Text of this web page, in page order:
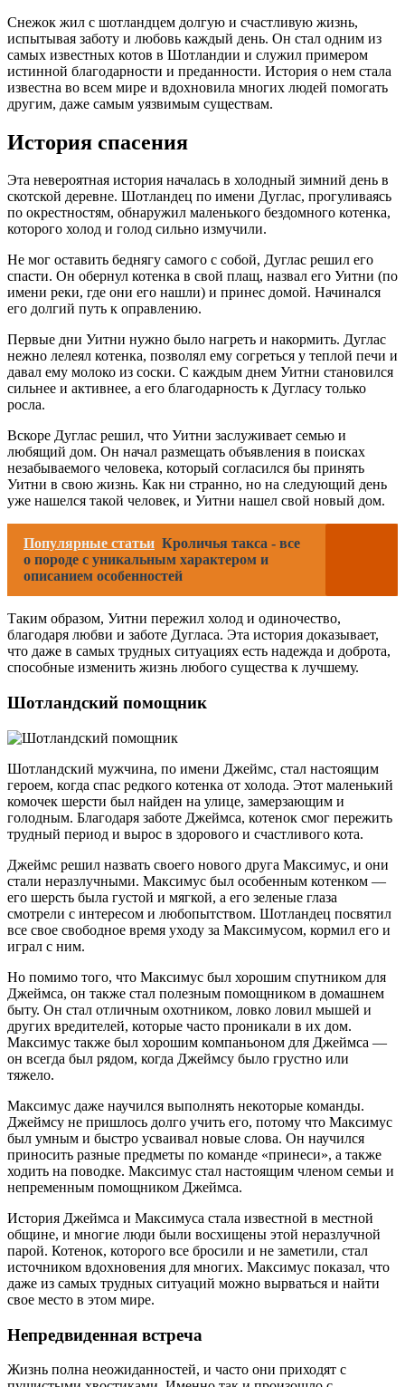
Снежок жил с шотландцем долгую и счастливую жизнь,
испытывая заботу и любовь каждый день. Он стал одним из
самых известных котов в Шотландии и служил примером
истинной благодарности и преданности. История о нем стала
известна во всем мире и вдохновила многих людей помогать
другим, даже самым уязвимым существам.
История спасения
Эта невероятная история началась в холодный зимний день в
скотской деревне. Шотландец по имени Дуглас, прогуливаясь
по окрестностям, обнаружил маленького бездомного котенка,
которого холод и голод сильно измучили.
Не мог оставить беднягу самого с собой, Дуглас решил его
спасти. Он обернул котенка в свой плащ, назвал его Уитни (по
имени реки, где они его нашли) и принес домой. Начинался
его долгий путь к оправлению.
Первые дни Уитни нужно было нагреть и накормить. Дуглас
нежно лелеял котенка, позволял ему согреться у теплой печи и
давал ему молоко из соски. С каждым днем Уитни становился
сильнее и активнее, а его благодарность к Дугласу только
росла.
Вскоре Дуглас решил, что Уитни заслуживает семью и
любящий дом. Он начал размещать объявления в поисках
незабываемого человека, который согласился бы принять
Уитни в свою жизнь. Как ни странно, но на следующий день
уже нашелся такой человек, и Уитни нашел свой новый дом.
Популярные статьи Кроличья такса - все
о породе с уникальным характером и
описанием особенностей
Таким образом, Уитни пережил холод и одиночество,
благодаря любви и заботе Дугласа. Эта история доказывает,
что даже в самых трудных ситуациях есть надежда и доброта,
способные изменить жизнь любого существа к лучшему.
Шотландский помощник
Шотландский мужчина, по имени Джеймс, стал настоящим
героем, когда спас редкого котенка от холода. Этот маленький
комочек шерсти был найден на улице, замерзающим и
голодным. Благодаря заботе Джеймса, котенок смог пережить
трудный период и вырос в здорового и счастливого кота.
Джеймс решил назвать своего нового друга Максимус, и они
стали неразлучными. Максимус был особенным котенком —
его шерсть была густой и мягкой, а его зеленые глаза
смотрели с интересом и любопытством. Шотландец посвятил
все свое свободное время уходу за Максимусом, кормил его и
играл с ним.
Но помимо того, что Максимус был хорошим спутником для
Джеймса, он также стал полезным помощником в домашнем
быту. Он стал отличным охотником, ловко ловил мышей и
других вредителей, которые часто проникали в их дом.
Максимус также был хорошим компаньоном для Джеймса —
он всегда был рядом, когда Джеймсу было грустно или
тяжело.
Максимус даже научился выполнять некоторые команды.
Джеймсу не пришлось долго учить его, потому что Максимус
был умным и быстро усваивал новые слова. Он научился
приносить разные предметы по команде «принеси», а также
ходить на поводке. Максимус стал настоящим членом семьи и
непременным помощником Джеймса.
История Джеймса и Максимуса стала известной в местной
общине, и многие люди были восхищены этой неразлучной
парой. Котенок, которого все бросили и не заметили, стал
источником вдохновения для многих. Максимус показал, что
даже из самых трудных ситуаций можно вырваться и найти
свое место в этом мире.
Непредвиденная встреча
Жизнь полна неожиданностей, и часто они приходят с